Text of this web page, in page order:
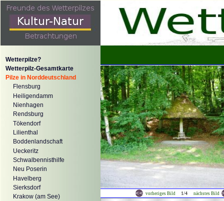
Wetterpilze?
Wetterpilz-Gesamtkarte
Pilze in Norddeutschland
Flensburg
Heiligendamm
Nienhagen
Rendsburg
Tökendorf
Lilienthal
Boddenlandschaft
Ueckeritz
Schwalbennisthilfe
Neu Poserin
Havelberg
Sierksdorf
Krakow (am See)
vorheriges Bild 1/4 nächstes Bild